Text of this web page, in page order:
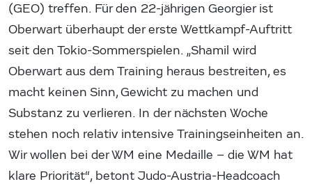
(GEO) treffen. Für den 22-jährigen Georgier ist
Oberwart überhaupt der erste Wettkampf-Auftritt
seit den Tokio-Sommerspielen. „Shamil wird
Oberwart aus dem Training heraus bestreiten, es
macht keinen Sinn, Gewicht zu machen und
Substanz zu verlieren. In der nächsten Woche
stehen noch relativ intensive Trainingseinheiten an.
Wir wollen bei der WM eine Medaille – die WM hat
klare Priorität“, betont Judo-Austria-Headcoach